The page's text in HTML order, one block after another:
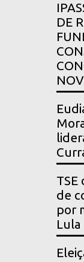
DE
de
por
Lula